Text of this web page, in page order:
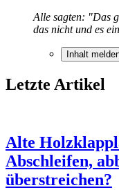
Alle sagten: "Das
das nicht und es
Inhalt
Letzte Artikel
Alte
Abschleifen,
überstreichen?